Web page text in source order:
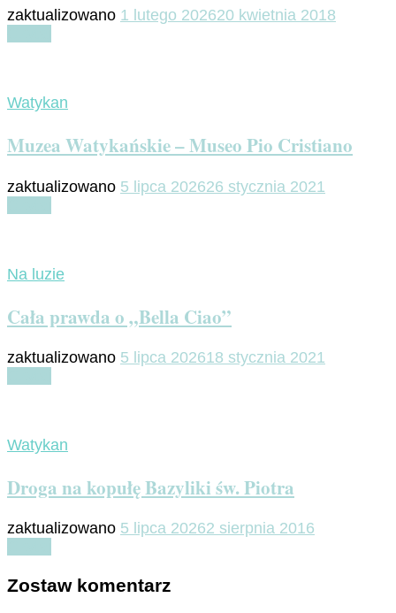
zaktualizowano 1 lutego 202620 kwietnia 2018
Watykan
Muzea Watykańskie – Museo Pio Cristiano
zaktualizowano 5 lipca 202626 stycznia 2021
Na luzie
Cała prawda o „Bella Ciao”
zaktualizowano 5 lipca 202618 stycznia 2021
Watykan
Droga na kopułę Bazyliki św. Piotra
zaktualizowano 5 lipca 20262 sierpnia 2016
Zostaw komentarz